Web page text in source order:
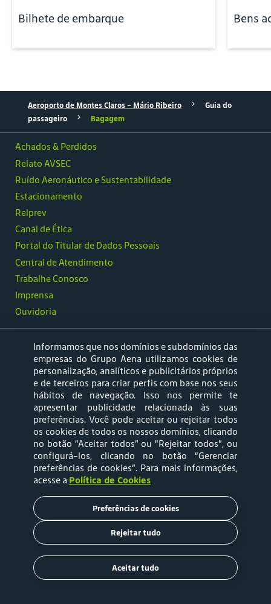
Bilhete de embarque Bens
Aeroporto de Montes Claros – Mário Ribeiro
Guia do
passageiro
Bagagem
Ouvidoria
Achados & Perdidos
Relato AVSEC
Ruído Aeronáutico e Sustentabilidade
Estacionamento
Relprev
Canal de Ética
Portal do Titular de Dados Pessoais
Central de Atendimento
Trabalhe Conosco
Imprensa
siga-nos
Mapa web
Política de
Privacidade
Política de Cookies
Termos e Condições
de Uso
Tarifas
Informamos que nos domínios e subdomínios das
empresas do Grupo Aena utilizamos cookies de
personalização, analíticos e publicitários próprios
e de terceiros para criar perfis com base nos seus
hábitos de navegação. Isso nos permite te
apresentar publicidade relacionada às suas
preferências. Você pode aceitar ou rejeitar todos
os cookies de todos os nossos domínios, clicando
no botão “Aceitar todos” ou “Rejeitar todos”, ou
configurá-los, clicando no botão “Gerenciar
preferências de cookies”. Para mais informações,
acesse a Política de Cookies
Preferências de cookies
Rejeitar tudo
Aceitar tudo